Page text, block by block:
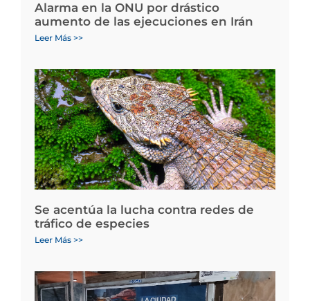
Alarma en la ONU por drástico
aumento de las ejecuciones en Irán
Leer Más >>
Se acentúa la lucha contra redes de
tráfico de especies
Leer Más >>